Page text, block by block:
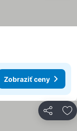
Zobraziť ceny
Zdieľať